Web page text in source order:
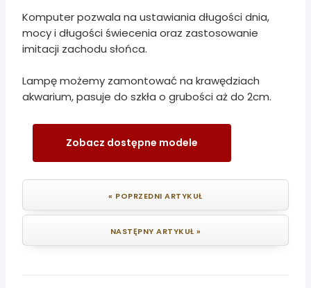
Komputer pozwala na ustawiania długości dnia,
mocy i długości świecenia oraz zastosowanie
imitacji zachodu słońca.
Lampę możemy zamontować na krawędziach
akwarium, pasuje do szkła o grubości aż do 2cm.
Zobacz dostępne modele
« POPRZEDNI ARTYKUŁ
NASTĘPNY ARTYKUŁ »